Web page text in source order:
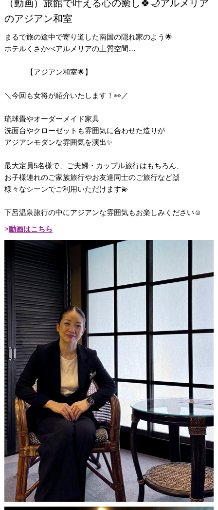
（動画）旅館で叶える心の癒し🍀🌙アルメリア
のアジアン和室
まるで旅の途中で寄り道した南国の隠れ家のよう🌟
ホテルくさかべアルメリアの上質空間…
【アジアン和室🌟】
＼今回も女将が紹介いたします！👀／
琉球畳やオーダーメイド家具
洗面台やクローゼットも雰囲気に合わせた造りが
アジアンモダンな雰囲気を演出✨
最大定員5名様で、ご夫婦・カップル旅行はもちろん、
お子様連れのご家族旅行やお友達同士のご旅行など🙌
様々なシーンでご利用いただけます💫
下呂温泉旅行の中にアジアンな雰囲気もお楽しみください☺️
動画はこちら